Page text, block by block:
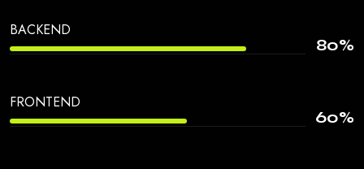
BACKEND
80%
FRONTEND
60%